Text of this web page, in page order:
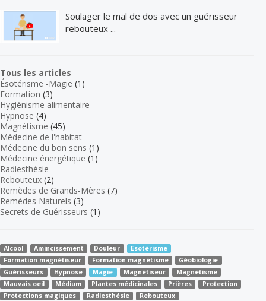
Soulager le mal de dos avec un guérisseur
rebouteux ...
Tous les articles
Ésotérisme -Magie (1)
Formation (3)
Hygiènisme alimentaire
Hypnose (4)
Magnétisme (45)
Médecine de l'habitat
Médecine du bon sens (1)
Médecine énergétique (1)
Radiesthésie
Rebouteux (2)
Remèdes de Grands-Mères (7)
Remèdes Naturels (3)
Secrets de Guérisseurs (1)
Alcool Amincissement Douleur
Esotérisme
Formation magnétiseur
Formation magnétisme
Géobiologie
Guérisseurs
Hypnose Magie Magnétiseur
Magnétisme
Mauvais oeil
Médium Plantes médicinales Prières
Protection
Protections magiques
Radiesthésie
Rebouteux